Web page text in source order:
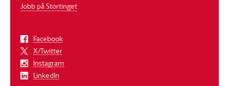
Jobb på Stortinget
Facebook
X/Twitter
Instagram
LinkedIn